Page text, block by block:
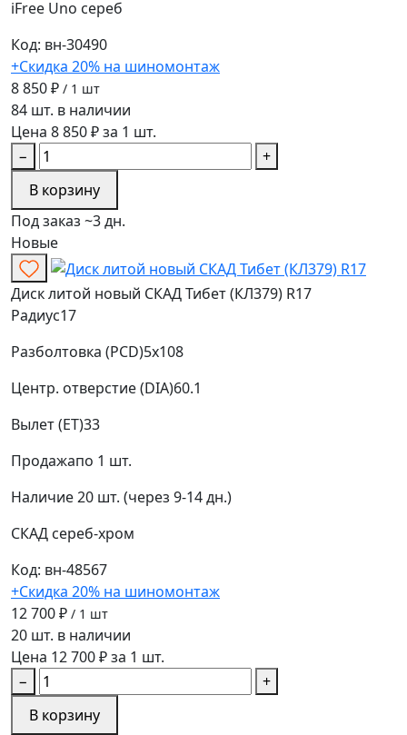
iFree Uno сереб
Код: вн-30490
+Скидка 20% на шиномонтаж
8 850 ₽ / 1 шт
84 шт. в наличии
Цена 8 850 ₽ за 1 шт.
−
+
В корзину
Под заказ ~3 дн.
Новые
Диск литой новый СКАД Тибет (КЛ379) R17
Радиус17
Разболтовка (PCD)5x108
Центр. отверстие (DIA)60.1
Вылет (ET)33
Продажапо 1 шт.
Наличие20 шт. (через 9-14 дн.)
СКАД сереб-хром
Код: вн-48567
+Скидка 20% на шиномонтаж
12 700 ₽ / 1 шт
20 шт. в наличии
Цена 12 700 ₽ за 1 шт.
−
+
В корзину